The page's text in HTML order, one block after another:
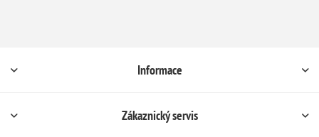
Informace
Zákaznický servis